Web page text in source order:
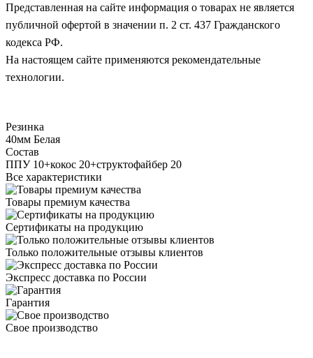
Представленная на сайте информация о товарах не является
публичной офертой в значении п. 2 ст. 437 Гражданского
кодекса РФ.
На настоящем сайте применяются рекомендательные
технологии.
Резинка
40мм Белая
Состав
ППУ 10+кокос 20+структофайбер 20
Все характеристики
Товары премиум качества
Сертификаты на продукцию
Только положительные отзывы клиентов
Экспресс доставка по России
Гарантия
Свое производство